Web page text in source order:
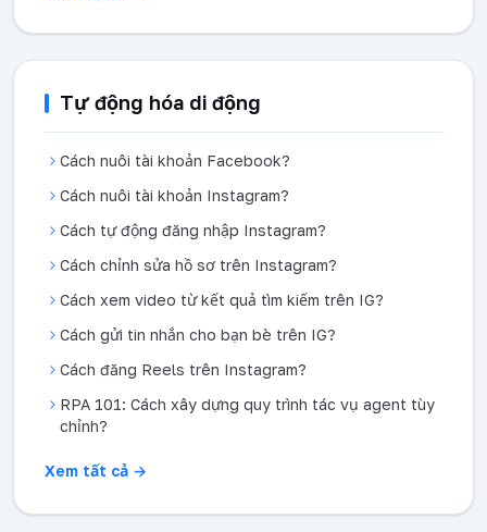
Tự động hóa di động
Cách nuôi tài khoản Facebook?
Cách nuôi tài khoản Instagram?
Cách tự động đăng nhập Instagram?
Cách chỉnh sửa hồ sơ trên Instagram?
Cách xem video từ kết quả tìm kiếm trên IG?
Cách gửi tin nhắn cho bạn bè trên IG?
Cách đăng Reels trên Instagram?
RPA 101: Cách xây dựng quy trình tác vụ agent tùy
chỉnh?
Xem tất cả →